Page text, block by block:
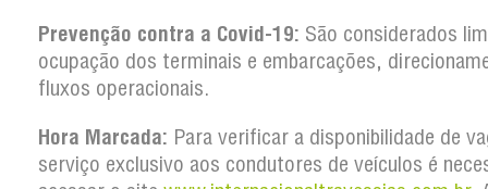
Prevenção contra a Covid-19: São considerados
ocupação dos terminais e embarcações,
fluxos operacionais.
Hora Marcada: Para verificar a disponibilidade de
serviço exclusivo aos condutores de veículos é